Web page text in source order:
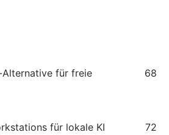
für freie
68
für lokale KI
72